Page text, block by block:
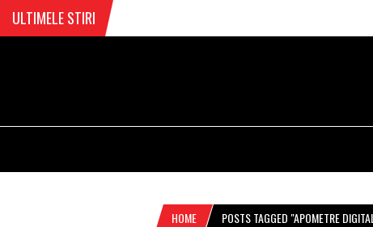
ULTIMELE STIRI
HOME POSTS TAGGED "APOMETRE